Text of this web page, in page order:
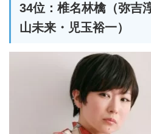
34位：椎名林檎（弥吉
山未来・児玉裕一）